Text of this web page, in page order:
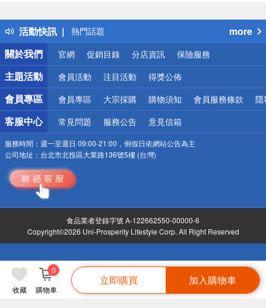
收藏 購物車
0
立即購買 加入購物車
活動快訊
得獎公告
熱門話題
銀行優惠
偏遠地區配送
詐騙網頁！請小心！
more
關於我們
官網 促銷目錄 分店資訊 保險服務
主題活動 會員活動 注目活動 得獎公佈
會員專區 會員專區 大宗採購 購物須知 會員服務條款 隱
客服中心 常見問題 服務公告 意見信箱
服務時間： 週一至週日 09:00-21:00，例假日依網站公告為主
公司地址： 台北市北投區大業路136號5樓 (台灣)
食品業者登錄字號 A-122662550-00000-6
Copyright©2026 Uni-Prosperity Lifestyle Corp. All Right Reserved